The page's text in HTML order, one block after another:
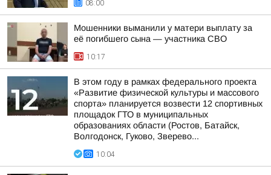
08:00
Мошенники выманили у матери выплату за
её погибшего сына — участника СВО
10:17
В этом году в рамках федерального проекта
«Развитие физической культуры и массового
спорта» планируется возвести 12 спортивных
площадок ГТО в муниципальных
образованиях области (Ростов, Батайск,
Волгодонск, Гуково, Зверево...
10:04